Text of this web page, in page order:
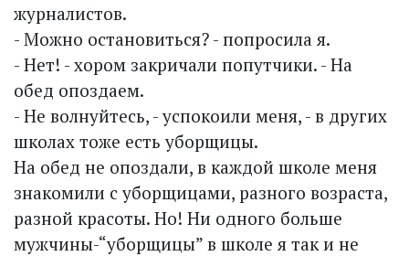
журналистов.
- Можно остановиться? - попросила я.
- Нет! - хором закричали попутчики. - На
обед опоздаем.
- Не волнуйтесь, - успокоили меня, - в других
школах тоже есть уборщицы.
На обед не опоздали, в каждой школе меня
знакомили с уборщицами, разного возраста,
разной красоты. Но! Ни одного больше
мужчины-“уборщицы” в школе я так и не